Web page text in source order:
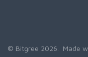
© Bitgree 2026. Made